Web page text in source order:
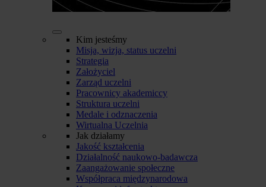
Kim jesteśmy
Misja, wizja, status uczelni
Strategia
Założyciel
Zarząd uczelni
Pracownicy akademiccy
Struktura uczelni
Medale i odznaczenia
Wirtualna Uczelnia
Jak działamy
Jakość kształcenia
Działalność naukowo-badawcza
Zaangażowanie społeczne
Współpraca międzynarodowa